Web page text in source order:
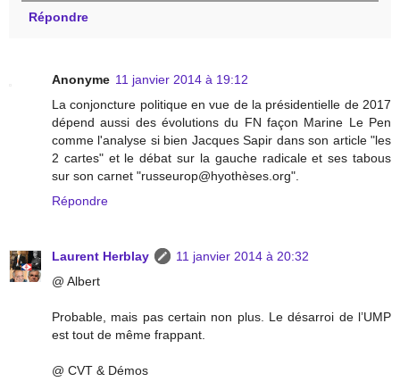
Répondre
Anonyme 11 janvier 2014 à 19:12
La conjoncture politique en vue de la présidentielle de 2017
dépend aussi des évolutions du FN façon Marine Le Pen
comme l'analyse si bien Jacques Sapir dans son article "les
2 cartes" et le débat sur la gauche radicale et ses tabous
sur son carnet "russeurop@hyothèses.org".
Répondre
Laurent Herblay
11 janvier 2014 à 20:32
@ Albert
Probable, mais pas certain non plus. Le désarroi de l’UMP
est tout de même frappant.
@ CVT & Démos